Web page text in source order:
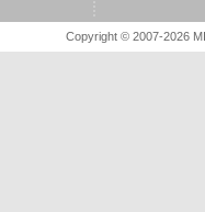
Copyright © 2007-2026